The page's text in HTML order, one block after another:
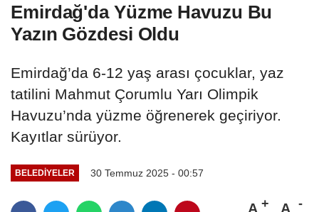
Emirdağ'da Yüzme Havuzu Bu
Yazın Gözdesi Oldu
Emirdağ’da 6-12 yaş arası çocuklar, yaz
tatilini Mahmut Çorumlu Yarı Olimpik
Havuzu’nda yüzme öğrenerek geçiriyor.
Kayıtlar sürüyor.
BELEDIYELER 30 Temmuz 2025 - 00:57
A A